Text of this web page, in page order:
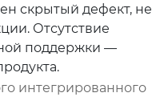
скрытый дефект, не
Отсутствие
поддержки —
интегрированного